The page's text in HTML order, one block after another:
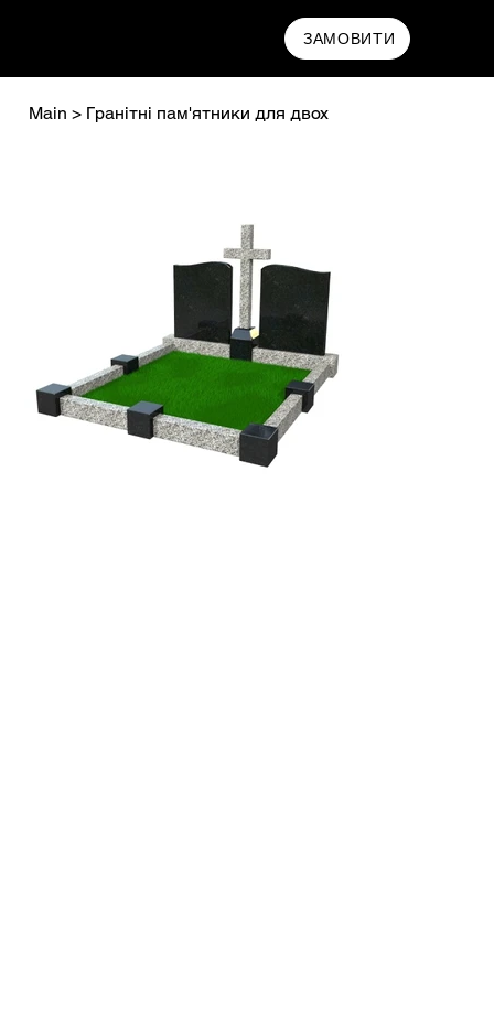
ЗАМОВИТИ
Main > Гранітні пам'ятники для двох